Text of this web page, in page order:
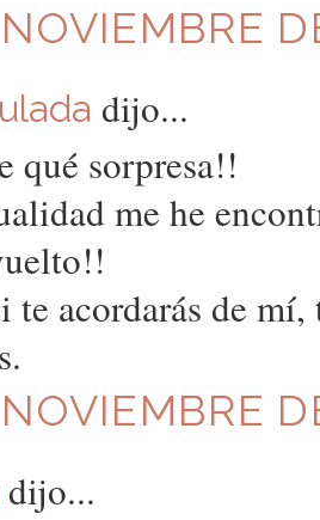
dijo...
qué sorpresa!!
me he
te acordarás de
dijo...